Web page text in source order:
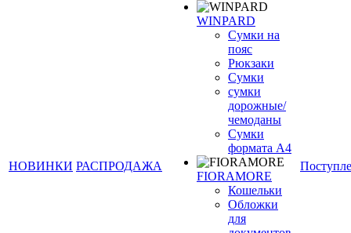
НОВИНКИ РАСПРОДАЖА
WINPARD
Сумки на
пояс
Рюкзаки
Сумки
сумки
дорожные/
чемоданы
Сумки
формата А4
FIORAMORE
Кошельки
Обложки
для